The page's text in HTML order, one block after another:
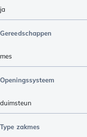
ja
Gereedschappen
mes
Openingssysteem
duimsteun
Type zakmes